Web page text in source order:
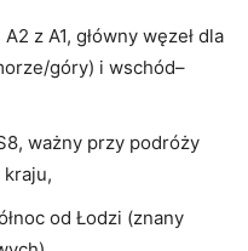
z A1, główny węzeł dla
góry) i wschód–
ważny przy podróży
kraju,
od Łodzi (znany